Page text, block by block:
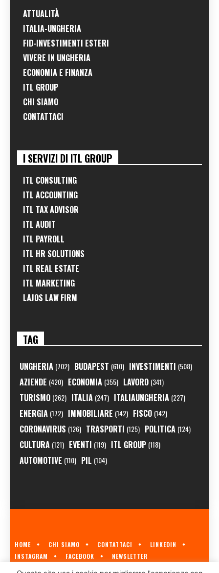
ATTUALITÀ
ITALIA-UNGHERIA
FID-INVESTIMENTI ESTERI
VIVERE IN UNGHERIA
ECONOMIA E FINANZA
ITL GROUP
CHI SIAMO
CONTATTACI
I SERVIZI DI ITL GROUP
ITL CONSULTING
ITL ACCOUNTING
ITL TAX ADVISOR
ITL AUDIT
ITL PAYROLL
ITL HR SOLUTIONS
ITL REAL ESTATE
ITL MARKETING
LAJOS LAW FIRM
TAG
UNGHERIA (702) BUDAPEST (610) INVESTIMENTI (508)
AZIENDE (420) ECONOMIA (355) LAVORO (341)
TURISMO (262) ITALIA (247) ITALIAUNGHERIA (227)
ENERGIA (172) IMMOBILIARE (142) FISCO (142)
CORONAVIRUS (126) TRASPORTI (125) POLITICA (124)
CULTURA (121) EVENTI (119) ITL GROUP (118)
AUTOMOTIVE (110) PIL (104)
HOME CHI SIAMO CONTATTACI
LINKEDIN
INSTAGRAM
FACEBOOK NEWSLETTER
ECONOMIA.HU È IL PRIMO GIORNALE ITALIANO SULL'ECONOMIA UNGHERESE